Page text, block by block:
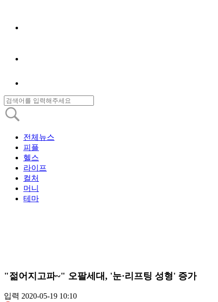
전체뉴스
피플
헬스
라이프
컬처
머니
테마
"젊어지고파~" 오팔세대, '눈·리프팅 성형' 증가
입력 2020-05-19 10:10